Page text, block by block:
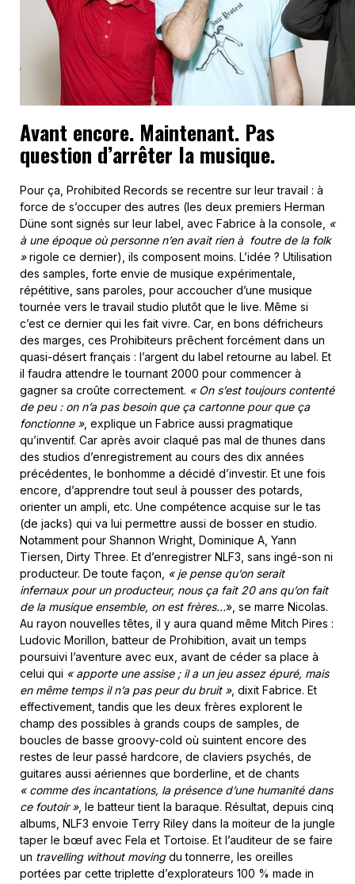
Avant encore. Maintenant. Pas
question d’arrêter la musique.
Pour ça, Prohibited Records se recentre sur leur travail : à
force de s’occuper des autres (les deux premiers Herman
Düne sont signés sur leur label, avec Fabrice à la console, «
à une époque où personne n’en avait rien à foutre de la folk
»rigole ce dernier), ils composent moins. L’idée ? Utilisation
des samples, forte envie de musique expérimentale,
répétitive, sans paroles, pour accoucher d’une musique
tournée vers le travail studio plutôt que le live. Même si
c’est ce dernier qui les fait vivre. Car, en bons défricheurs
des marges, ces Prohibiteurs prêchent forcément dans un
quasi-désert français : l’argent du label retourne au label. Et
il faudra attendre le tournant 2000 pour commencer à
gagner sa croûte correctement. « On s’est toujours contenté
de peu : on n’a pas besoin que ça cartonne pour que ça
fonctionne », explique un Fabrice aussi pragmatique
qu’inventif. Car après avoir claqué pas mal de thunes dans
des studios d’enregistrement au cours des dix années
précédentes, le bonhomme a décidé d’investir. Et une fois
encore, d’apprendre tout seul à pousser des potards,
orienter un ampli, etc. Une compétence acquise sur le tas
(de jacks) qui va lui permettre aussi de bosser en studio.
Notamment pour Shannon Wright, Dominique A, Yann
Tiersen, Dirty Three. Et d’enregistrer NLF3, sans ingé-son ni
producteur. De toute façon, « je pense qu’on serait
infernaux pour un producteur, nous ça fait 20 ans qu’on fait
de la musique ensemble, on est frères…», se marre Nicolas.
Au rayon nouvelles têtes, il y aura quand même Mitch Pires :
Ludovic Morillon, batteur de Prohibition, avait un temps
poursuivi l’aventure avec eux, avant de céder sa place à
celui qui « apporte une assise ; il a un jeu assez épuré, mais
en même temps il n’a pas peur du bruit », dixit Fabrice. Et
effectivement, tandis que les deux frères explorent le
champ des possibles à grands coups de samples, de
boucles de basse groovy-cold où suintent encore des
restes de leur passé hardcore, de claviers psychés, de
guitares aussi aériennes que borderline, et de chants
« comme des incantations, la présence d’une humanité dans
ce foutoir », le batteur tient la baraque. Résultat, depuis cinq
albums, NLF3 envoie Terry Riley dans la moiteur de la jungle
taper le bœuf avec Fela et Tortoise. Et l’auditeur de se faire
un travelling without movingdu tonnerre, les oreilles
portées par cette triplette d’explorateurs 100 % made in